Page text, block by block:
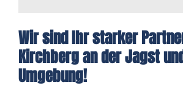
Wir sind Ihr starker
Kirchberg an der Jagst
Umgebung!